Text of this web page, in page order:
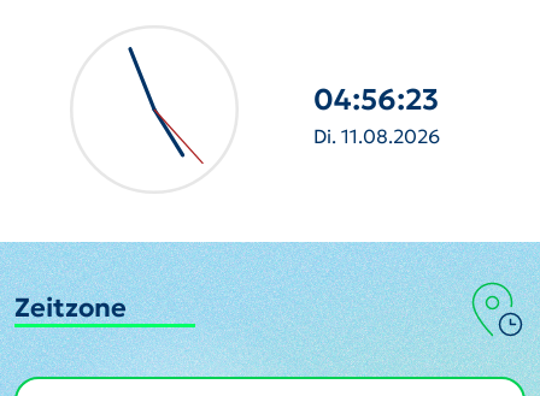
04:56:24
Di. 11.08.2026
Zeitzone